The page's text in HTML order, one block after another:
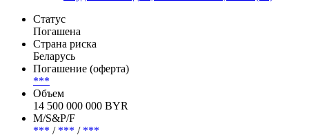
облигации 2-го выпуска ООО «СТУДЕНЧЕСКИЙ ДОМ» (код
выпуска BY5000209201).
Эмиссия —Студенческий дом, 0% 27mar2014, BYR (02)
Статус
Погашена
Страна риска
Беларусь
Погашение (оферта)
***